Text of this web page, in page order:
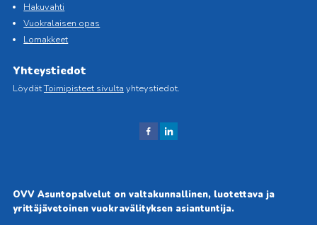
Hakuvahti
Vuokralaisen opas
Lomakkeet
Yhteystiedot
LöydätToimipisteet sivulta yhteystiedot.
J
okis issä
OVV Asuntopalvelut on valtakunnallinen, luotettava ja
yrittäjävetoinen vuokravälityksen asiantuntija.